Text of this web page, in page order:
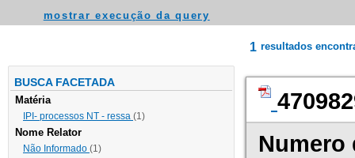
mostrar execução da query
BUSCA FACETADA
Matéria
IPI- processos NT - ressa (1)
Nome Relator
Não Informado (1)
1 resultados
Numero